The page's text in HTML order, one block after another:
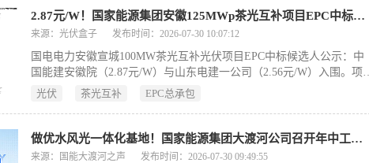
接开展，体现组织程序的严肃性与权威性。该事件属于当前反腐败斗争
在能源领域持续深化的典型案例，也反映出国有企业领导干部监督机制
2.87元/W！国家能源集团安徽125MWp茶光互补项目EPC中标公示
来源：光伏盒子 发布时间：2026-07-30 10:07:12
国电电力安徽宣城100MW茶光互补光伏项目EPC中标候选人公示：中
国能建安徽院（2.87元/W）与山东电建一公司（2.56元/W）入围。项目
直流侧125MWp、交流侧100MW，涵盖220kV升压站、送出线路及全周
光伏 茶光互补 EPC总承包
做优水风光一体化基地！国家能源集团大渡河公司召开年中工作会
来源：国能大渡河之声 发布时间：2026-07-30 09:49:55